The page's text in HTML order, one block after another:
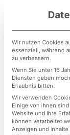
springen
Wir nutzen Cookies
essenziell, während
zu verbessern.
Wenn Sie unter 16
Diensten geben
Erlaubnis bitten.
Wir verwenden
Einige von ihnen
Website und Ihre
können verarbeitet
Anzeigen und